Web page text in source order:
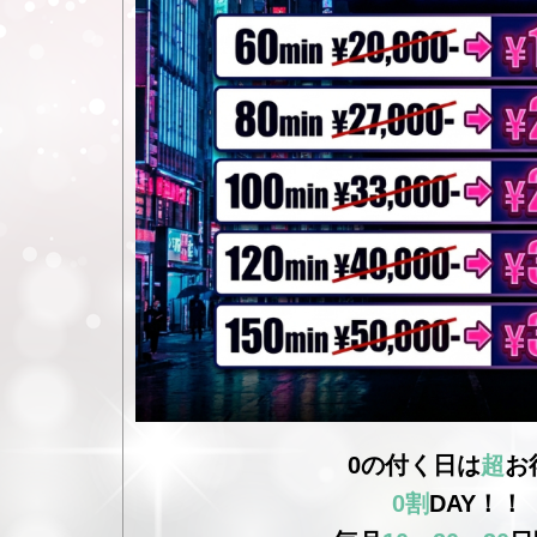
0の付く日は超お
0割DAY！！